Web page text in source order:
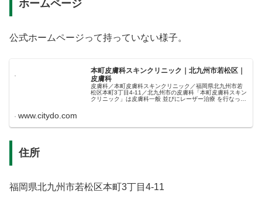
ホームページ
公式ホームページって持っていない様子。
本町皮膚科スキンクリニック｜北九州市若松区｜
皮膚科
皮膚科／本町皮膚科スキンクリニック／福岡県北九州市若
松区本町3丁目4-11／北九州市の皮膚科「本町皮膚科スキン
クリニック」は皮膚科一般 並びにレーザー治療 を行なって
www.citydo.com
住所
福岡県北九州市若松区本町3丁目4-11